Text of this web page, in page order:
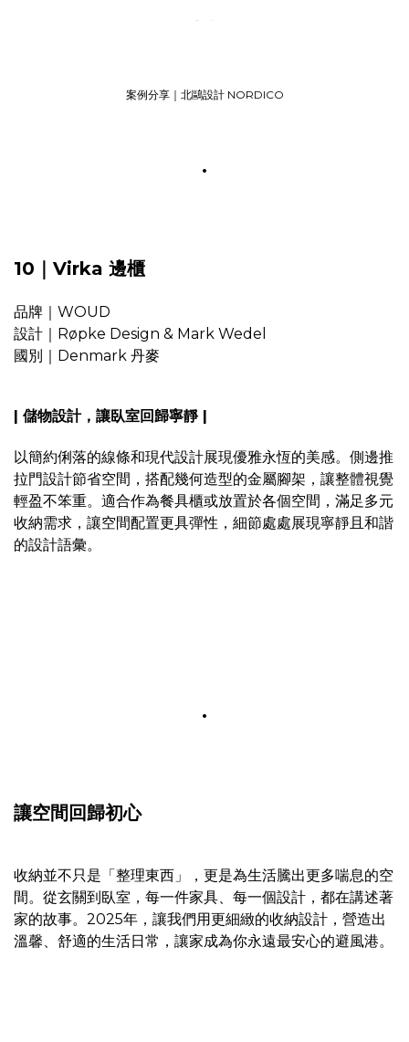
案例分享｜北鷗設計 NORDICO
.
10｜Virka 邊櫃
品牌｜WOUD
設計｜Røpke Design & Mark Wedel
國別｜Denmark 丹麥
| 儲物設計，讓臥室回歸寧靜 |
以簡約俐落的線條和現代設計展現優雅永恆的美感。側邊推
拉門設計節省空間，搭配幾何造型的金屬腳架，讓整體視覺
輕盈不笨重。適合作為餐具櫃或放置於各個空間，滿足多元
收納需求，讓空間配置更具彈性，細節處處展現寧靜且和諧
的設計語彙。
.
讓空間回歸初心
收納並不只是「整理東西」，更是為生活騰出更多喘息的空
間。從玄關到臥室，每一件家具、每一個設計，都在講述著
家的故事。2025年，讓我們用更細緻的收納設計，營造出
溫馨、舒適的生活日常，讓家成為你永遠最安心的避風港。